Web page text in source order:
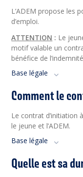
L’ADEM propose les
d’emploi.
ATTENTION : Le
motif valable un
bénéfice de
Base légale
Comment le
Le contrat d’initiation
le jeune et l’ADEM.
Base légale
Quelle est sa